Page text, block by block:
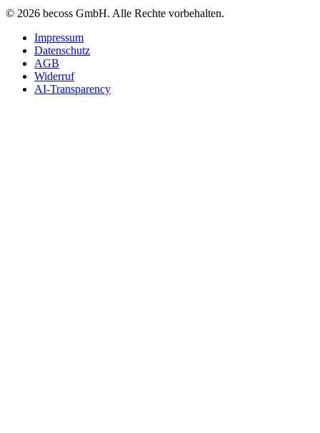
© 2026 becoss GmbH. Alle Rechte vorbehalten.
Impressum
Datenschutz
AGB
Widerruf
AI-Transparency